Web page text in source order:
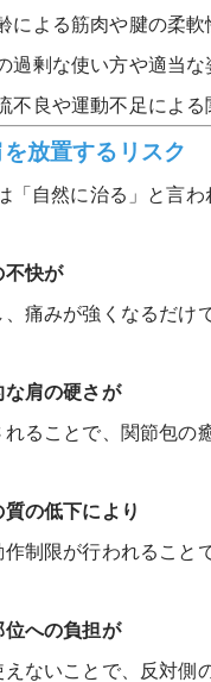
による筋肉や腱の柔軟
過剰な使い方や適当な
不良や運動不足によ
放置するリスク
「自然に治る」と言
不快が
、痛みが強くなるだけ
な肩の硬さが
れることで、関節包の
質の低下により
作制限が行われること
位への負担が
えないことで、反対側